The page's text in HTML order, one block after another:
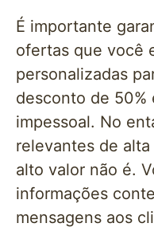
É importante
ofertas que você
personalizadas
desconto de 50%
impessoal. No
relevantes de
alto valor não é.
informações
mensagens aos